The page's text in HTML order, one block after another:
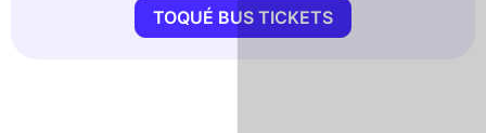
TOQUÉ BUS TICKETS